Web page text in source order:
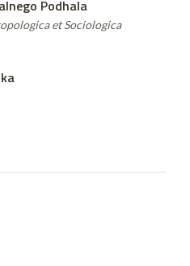
Podhala
et Sociologica